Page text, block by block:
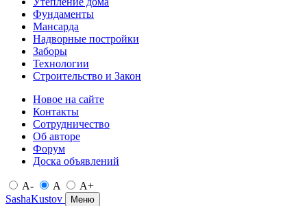
Фундаменты
Мансарда
Надворные постройки
Заборы
Технологии
Строительство и Закон
Новое на сайте
Контакты
Сотрудничество
Об авторе
Форум
Доска объявлений
A- A
A+
SashaKustov
Меню